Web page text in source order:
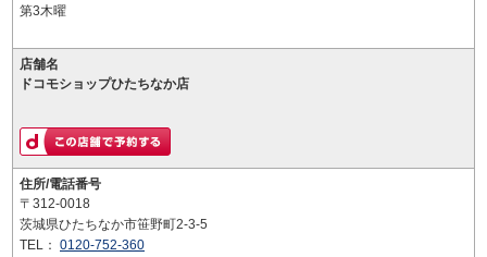
第3木曜
店舗名
ドコモショップひたちなか店
住所/電話番号
〒312-0018
茨城県ひたちなか市笹野町2-3-5
TEL： 0120-752-360